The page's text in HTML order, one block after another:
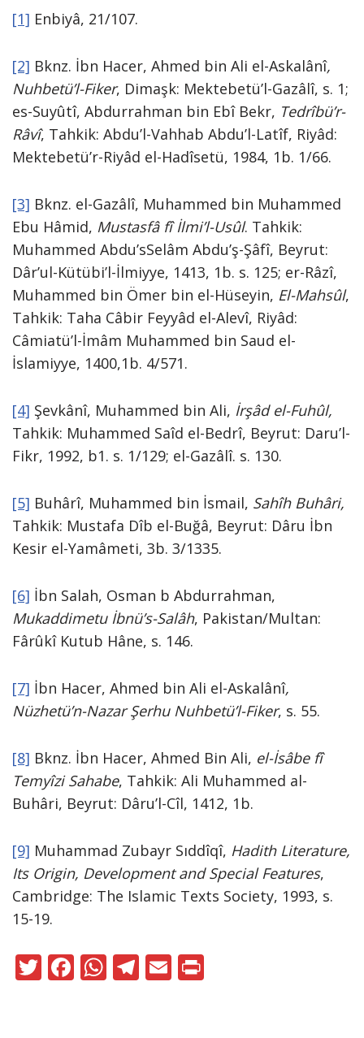
[1] Enbiyâ, 21/107.
[2] Bknz. İbn Hacer, Ahmed bin Ali el-Askalânî,
Nuhbetü’l-Fiker, Dimaşk: Mektebetü’l-Gazâlî, s. 1;
es-Suyûtî, Abdurrahman bin Ebî Bekr, Tedrîbü’r-
Râvî, Tahkik: Abdu’l-Vahhab Abdu’l-Latîf, Riyâd:
Mektebetü’r-Riyâd el-Hadîsetü, 1984, 1b. 1/66.
[3] Bknz. el-Gazâlî, Muhammed bin Muhammed
Ebu Hâmid, Mustasfâ fî İlmi’l-Usûl. Tahkik:
Muhammed Abdu’sSelâm Abdu’ş-Şâfî, Beyrut:
Dâr’ul-Kütübi’l-İlmiyye, 1413, 1b. s. 125; er-Râzî,
Muhammed bin Ömer bin el-Hüseyin, El-Mahsûl,
Tahkik: Taha Câbir Feyyâd el-Alevî, Riyâd:
Câmiatü’l-İmâm Muhammed bin Saud el-
İslamiyye, 1400,1b. 4/571.
[4] Şevkânî, Muhammed bin Ali, İrşâd el-Fuhûl,
Tahkik: Muhammed Saîd el-Bedrî, Beyrut: Daru’l-
Fikr, 1992, b1. s. 1/129; el-Gazâlî. s. 130.
[5] Buhârî, Muhammed bin İsmail, Sahîh Buhâri,
Tahkik: Mustafa Dîb el-Buğâ, Beyrut: Dâru İbn
Kesir el-Yamâmeti, 3b. 3/1335.
[6] İbn Salah, Osman b Abdurrahman,
Mukaddimetu İbnü’s-Salâh, Pakistan/Multan:
Fârûkî Kutub Hâne, s. 146.
[7] İbn Hacer, Ahmed bin Ali el-Askalânî,
Nüzhetü’n-Nazar Şerhu Nuhbetü’l-Fiker, s. 55.
[8] Bknz. İbn Hacer, Ahmed Bin Ali, el-İsâbe fî
Temyîzi Sahabe, Tahkik: Ali Muhammed al-
Buhâri, Beyrut: Dâru’l-Cîl, 1412, 1b.
[9] Muhammad Zubayr Sıddîqî, Hadith Literature,
Its Origin, Development and Special Features,
Cambridge: The Islamic Texts Society, 1993, s.
15-19.
T F W T E